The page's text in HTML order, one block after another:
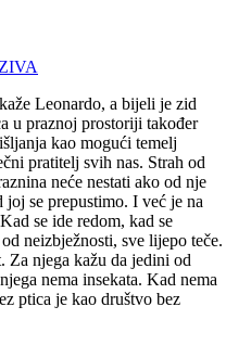
Leonardo, a bijeli je zid
u praznoj prostoriji također
kao mogući temelj
pratitelj svih nas. Strah od
neće nestati ako od nje
joj se prepustimo. I već je na
se ide redom, kad se
neiz­bježnosti, sve lijepo teče.
Za njega kažu da jedini od
nema insekata. Kad nema
ptica je kao društvo bez